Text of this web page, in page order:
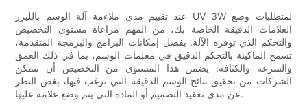
عند تقييم مدى ملاءمة آلة الوسم بالليزر UV 3W لمتطلبات وضع
العلامات الدقيقة الخاصة بك، من المهم مراعاة مستوى التخصيص
والتحكم الذي توفره الآلة. بفضل إمكانات البرامج والبرمجة المتقدمة،
تسمح الماكينة بالتحكم الدقيق في معلمات الوسم، بما في ذلك العمق
والسرعة والكثافة. يضمن هذا المستوى من التخصيص أن تتمكن
الشركات من تحقيق نتائج الوسم الدقيقة التي ترغب فيها، بغض النظر
عن مدى تعقيد التصميم أو المادة التي يتم وضع علامة عليها.